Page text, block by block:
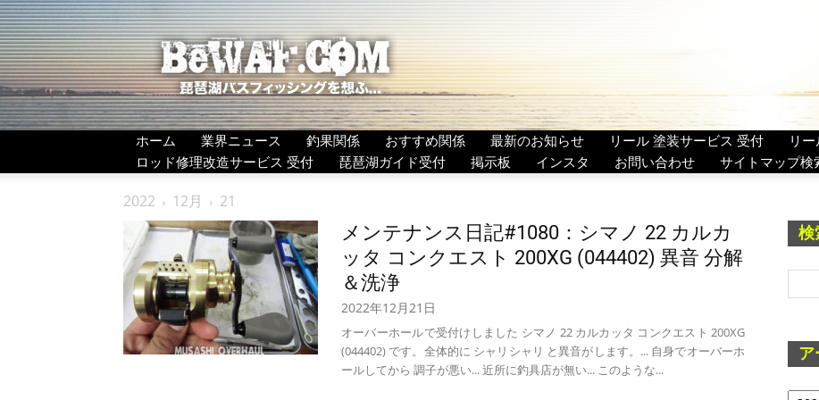
BeWAF
(ビ
ワ
エ
フ）
ホーム 業界ニュース 釣果関係 おすすめ関係 最新のお知らせ リール 塗装サービス 受付
リ
ロッド修理改造サービス 受付
琵琶湖ガイド受付 掲示板 インスタ お問い合わせ サイトマップ検
2022 12月 21
メンテナンス日記#1080：シマノ 22 カルカ
ッタ コンクエスト 200XG (044402) 異音 分解
＆洗浄
2022年12月21日
オーバーホールで受付けしました シマノ 22 カルカッタ コンクエスト 200XG
(044402) です。全体的に シャリシャリ と異音がします。... 自身でオーバーホ
ールしてから 調子が悪い... 近所に釣具店が無い... このような...
検
ア
ア